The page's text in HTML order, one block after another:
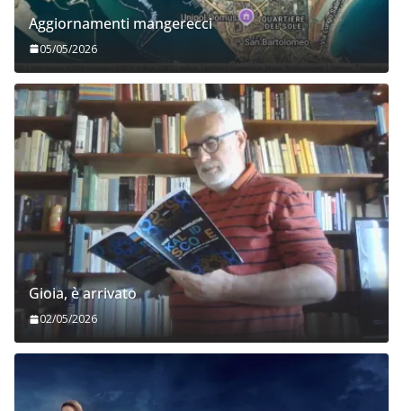
Aggiornamenti mangerecci
05/05/2026
Gioia, è arrivato
02/05/2026